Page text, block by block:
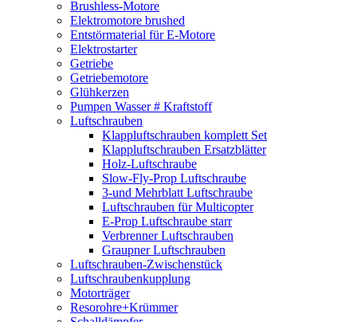
Brushless-Motore
Elektromotore brushed
Entstörmaterial für E-Motore
Elektrostarter
Getriebe
Getriebemotore
Glühkerzen
Pumpen Wasser # Kraftstoff
Luftschrauben
Klappluftschrauben komplett Set
Klappluftschrauben Ersatzblätter
Holz-Luftschraube
Slow-Fly-Prop Luftschraube
3-und Mehrblatt Luftschraube
Luftschrauben für Multicopter
E-Prop Luftschraube starr
Verbrenner Luftschrauben
Graupner Luftschrauben
Luftschrauben-Zwischenstück
Luftschraubenkupplung
Motorträger
Resorohre+Krümmer